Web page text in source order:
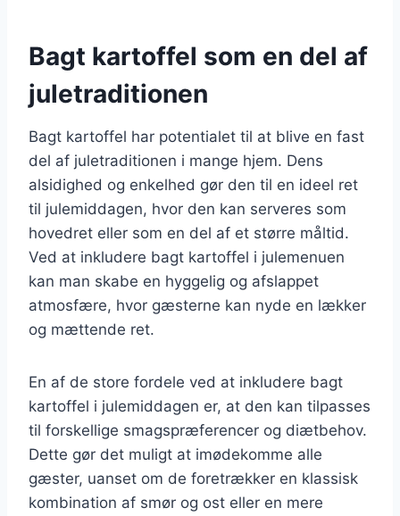
Bagt kartoffel som en del af
juletraditionen
Bagt kartoffel har potentialet til at blive en fast
del af juletraditionen i mange hjem. Dens
alsidighed og enkelhed gør den til en ideel ret
til julemiddagen, hvor den kan serveres som
hovedret eller som en del af et større måltid.
Ved at inkludere bagt kartoffel i julemenuen
kan man skabe en hyggelig og afslappet
atmosfære, hvor gæsterne kan nyde en lækker
og mættende ret.
En af de store fordele ved at inkludere bagt
kartoffel i julemiddagen er, at den kan tilpasses
til forskellige smagspræferencer og diætbehov.
Dette gør det muligt at imødekomme alle
gæster, uanset om de foretrækker en klassisk
kombination af smør og ost eller en mere